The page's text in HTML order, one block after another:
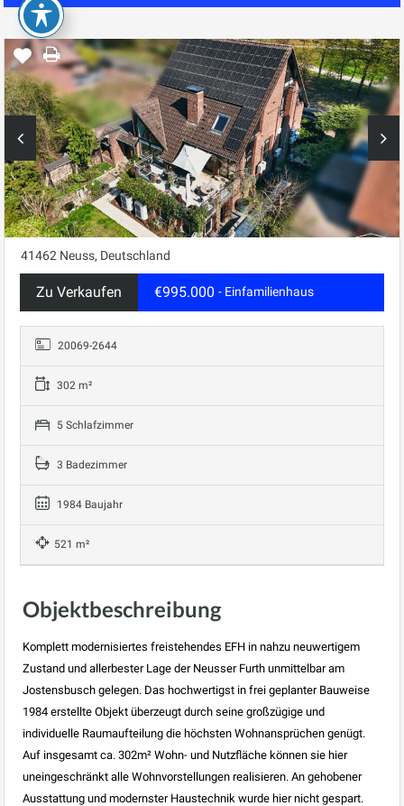
41462 Neuss, Deutschland
Zu Verkaufen €995.000 - Einfamilienhaus
20069-2644
302 m²
5 Schlafzimmer
3 Badezimmer
1984 Baujahr
521 m²
Objektbeschreibung
Komplett modernisiertes freistehendes EFH in nahzu neuwertigem
Zustand und allerbester Lage der Neusser Furth unmittelbar am
Jostensbusch gelegen. Das hochwertigst in frei geplanter Bauweise
1984 erstellte Objekt überzeugt durch seine großzügige und
individuelle Raumaufteilung die höchsten Wohnansprüchen genügt.
Auf insgesamt ca. 302m² Wohn- und Nutzfläche können sie hier
uneingeschränkt alle Wohnvorstellungen realisieren. An gehobener
Ausstattung und modernster Haustechnik wurde hier nicht gespart.